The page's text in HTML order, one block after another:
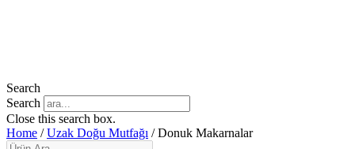
Search
Search
Close this search box.
Home /Uzak Doğu Mutfağı / Donuk Makarnalar